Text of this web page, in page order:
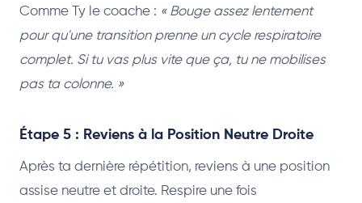
Comme Ty le coache : « Bouge assez lentement
pour qu'une transition prenne un cycle respiratoire
complet. Si tu vas plus vite que ça, tu ne mobilises
pas ta colonne. »
Étape 5 : Reviens à la Position Neutre Droite
Après ta dernière répétition, reviens à une position
assise neutre et droite. Respire une fois